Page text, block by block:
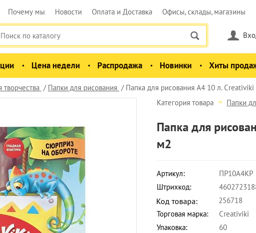
Почему мы Новости Оплата и Доставка Офисы, склады, магазины
Цена недели Распродажа Новинки Хиты
Папки для рисования Папка для рисования А4 10 л.
Категория товара Папки
Папка для
м2
Артикул:
ПР10А4КР
Штрихкод:
Код товара:
256718
Торговая марка:
Creativiki
Упаковка:
60